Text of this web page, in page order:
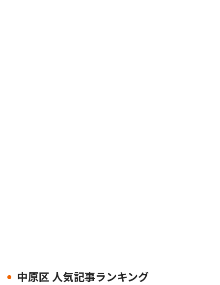
中原区 人気記事ランキング